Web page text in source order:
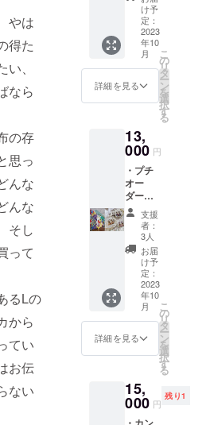
やは
得た
、
なら
の存
思っ
んな
んな
そし
って
るLの
から
てい
お伝
ない
とプチ
チャー
ムはお
選びい
ただけ
ないの
です
りまし
たら
チャー
ムのみ
でした
らご希
望承る
ことも
可能で
す！備
考欄へ
の記載
をお願
い致し
ます！
屋のア
フリカ
〝L〟オ
リジナ
ルス
いただ
きまし
たお客
様には
こちら
から、
ご購入
メール
アドレ
ス宛に
連絡さ
せてい
ただき
ます。
発送
は、プ
ロジェ
クト後
になり
ます
が、
オー
ダー内
容の承
開始い
ただけ
フ」 →
お好き
な布で
アフリ
カ布ス
カーフ
をご注
文いた
だけま
ザイン
も今回
のクラ
ファン
でパ
ワー
アッ
プ！サ
イズは
全長
120cm
×幅5cm
です。
・名古
屋のア
フリカ
布ブラ
〝L〟オ
ル
チャー
ム （サ
け予
定：
2023
年10
月
詳細を見る
こ
の
リ
タ
ー
ン
を
選
択
す
る
13,
000 円
・プチ
オー
ダーで
作る
「アフ
リカ布
スカー
フ」 →
お好き
な布で
アフリ
カ布ス
カーフ
をご注
文いた
だけま
ザイン
も今回
のクラ
支援
者：
3人
お届
け予
定：
2023
年10
月
詳細を見る
こ
の
リ
タ
ー
ン
を
選
択
す
る
15,
000 円
残り1